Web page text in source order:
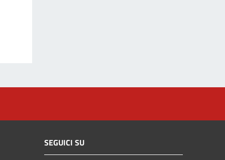
SEGUICI SU